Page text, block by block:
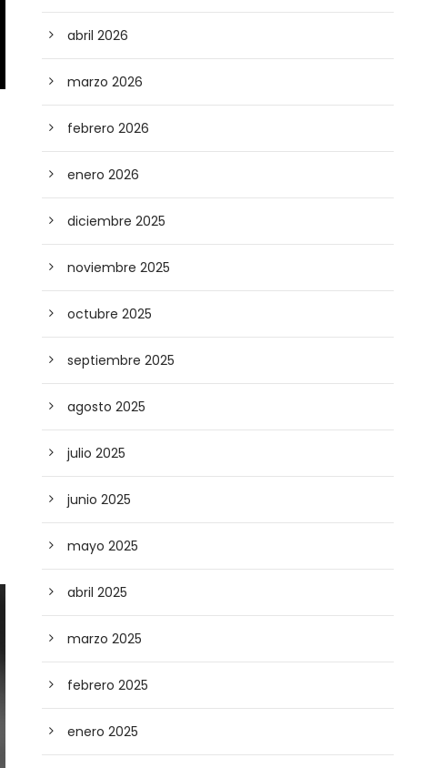
abril 2026
marzo 2026
febrero 2026
enero 2026
diciembre 2025
noviembre 2025
octubre 2025
septiembre 2025
agosto 2025
julio 2025
junio 2025
mayo 2025
abril 2025
marzo 2025
febrero 2025
enero 2025